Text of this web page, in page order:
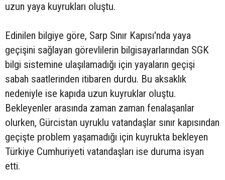
uzun yaya kuyrukları oluştu.
Edinilen bilgiye göre, Sarp Sınır Kapısı'nda yaya
geçişini sağlayan görevlilerin bilgisayarlarından SGK
bilgi sistemine ulaşılamadığı için yayaların geçişi
sabah saatlerinden itibaren durdu. Bu aksaklık
nedeniyle ise kapıda uzun kuyruklar oluştu.
Bekleyenler arasında zaman zaman fenalaşanlar
olurken, Gürcistan uyruklu vatandaşlar sınır kapısından
geçişte problem yaşamadığı için kuyrukta bekleyen
Türkiye Cumhuriyeti vatandaşları ise duruma isyan
etti.